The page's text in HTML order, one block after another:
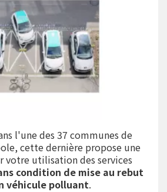
l'une des 37 communes de
cette dernière propose une
votre utilisation des services
condition de mise au rebut
véhicule polluant.